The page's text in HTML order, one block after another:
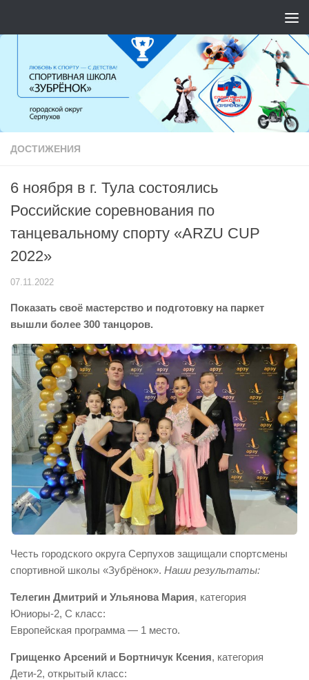
ДОСТИЖЕНИЯ
6 ноября в г. Тула состоялись
Российские соревнования по
танцевальному спорту «ARZU CUP
2022»
07.11.2022
Показать своё мастерство и подготовку на паркет
вышли более 300 танцоров.
Честь городского округа Серпухов защищали спортсмены
спортивной школы «Зубрёнок». Наши результаты:
Телегин Дмитрий и Ульянова Мария, категория
Юниоры-2, С класс:
Европейская программа — 1 место.
Грищенко Арсений и Бортничук Ксения, категория
Дети-2, открытый класс: